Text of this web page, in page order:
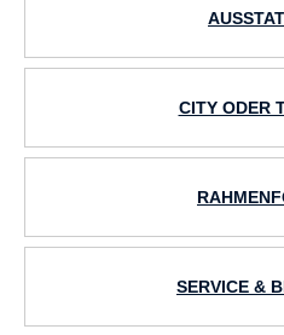
CITY ODER
SERVICE &